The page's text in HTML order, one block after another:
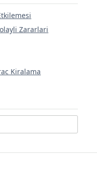
Zararlari
Kiralama